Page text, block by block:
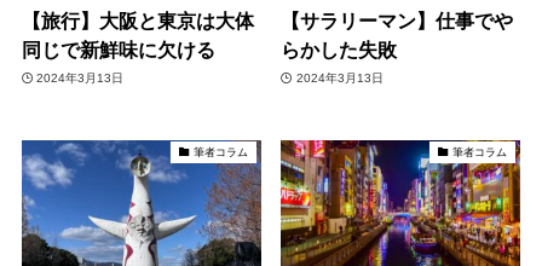
【旅行】大阪と東京は大体
同じで新鮮味に欠ける
2024年3月13日
【サラリーマン】仕事でや
らかした失敗
2024年3月13日
筆者コラム 筆者コラム